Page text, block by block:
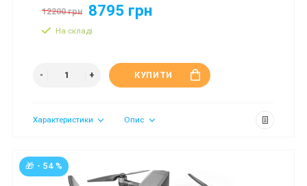
12200 грн 8795 грн
На складі
КУПИТИ
Характеристики Опис
🎁 - 54 %